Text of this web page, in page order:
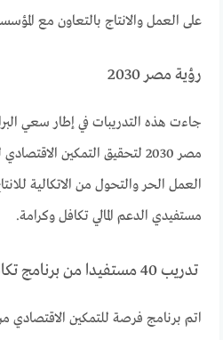
على العمل والانتاج بالتعاون مع
رؤية مصر 2030
جاءت هذه التدريبات في إطار سعي
مصر 2030 لتحقيق التمكين
العمل الحر والتحول من الاتكالية
مستفيدي الدعم المالي تكافل وكرامة.
تدريب 40 مستفيدا من برنامج تكافل وكرامة